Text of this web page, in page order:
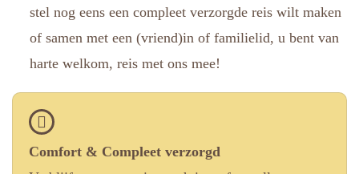
stel nog eens een compleet verzorgde reis wilt maken
of samen met een (vriend)in of familielid, u bent van
harte welkom, reis met ons mee!
Comfort & Compleet verzorgd